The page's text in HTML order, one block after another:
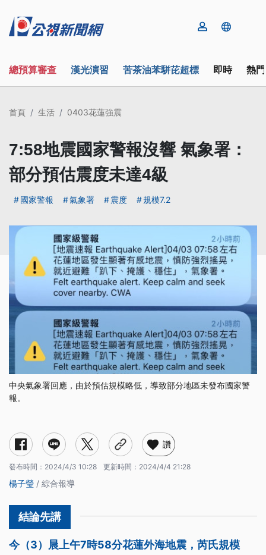
總預算審查 漢光演習 苦茶油苯駢芘超標 即時 熱
首頁 生活 0403花蓮強震
7:58地震國家警報沒響 氣象署：
部分預估震度未達4級
國家警報 氣象署 震度 規模7.2
中央氣象署回應，由於預估規模略低，導致部分地區未發布國家警
報。
讚
發布時間： 2024/4/3 10:28 更新時間： 2024/4/4 21:28
楊子瑩 / 綜合報導
今（3）晨上午7時58分花蓮外海地震，芮氏規模